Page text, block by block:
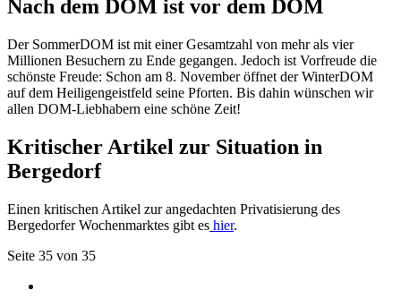
Nach dem DOM ist vor dem DOM
Der SommerDOM ist mit einer Gesamtzahl von mehr als vier
Millionen Besuchern zu Ende gegangen. Jedoch ist Vorfreude die
schönste Freude: Schon am 8. November öffnet der WinterDOM
auf dem Heiligengeistfeld seine Pforten. Bis dahin wünschen wir
allen DOM-Liebhabern eine schöne Zeit!
Kritischer Artikel zur Situation in
Bergedorf
Einen kritischen Artikel zur angedachten Privatisierung des
Bergedorfer Wochenmarktes gibt es hier.
Seite 35 von 35